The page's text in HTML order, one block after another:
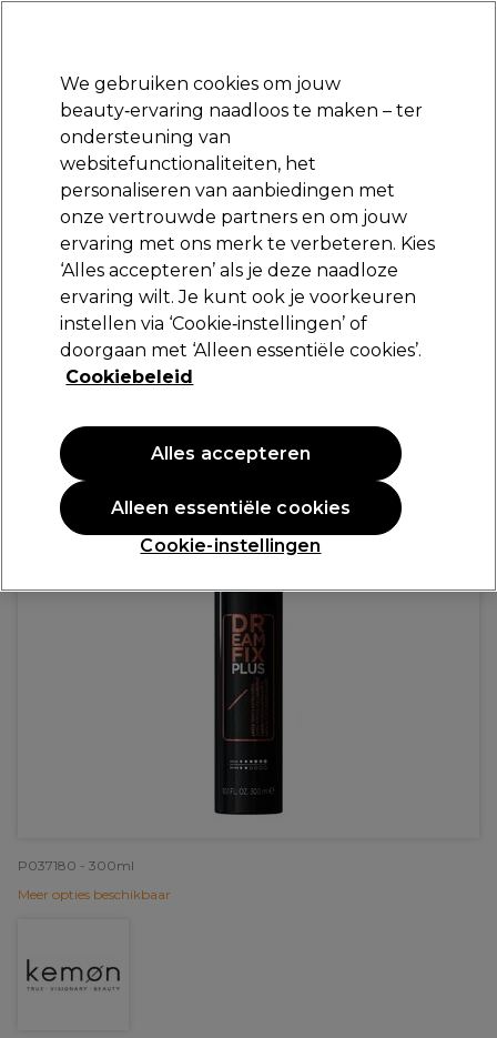
Aanmelden
Merken Deals Haar Elektra
Volgende dag geleverd*
Na verzending, maandag t/m vrijdag
Kemon
Kemon Styling Dreamfix Plus 300ml
29,50 €
PROMOTIE
P037180 - 300ml
Meer opties beschikbaar
We gebruiken cookies om jouw
beauty‑ervaring naadloos te maken – ter
ondersteuning van
websitefunctionaliteiten, het
personaliseren van aanbiedingen met
onze vertrouwde partners en om jouw
ervaring met ons merk te verbeteren. Kies
‘Alles accepteren’ als je deze naadloze
ervaring wilt. Je kunt ook je voorkeuren
instellen via ‘Cookie‑instellingen’ of
doorgaan met ‘Alleen essentiële cookies’.
Cookiebeleid
Cookie-instellingen
Alleen essentiële cookies
Alles accepteren